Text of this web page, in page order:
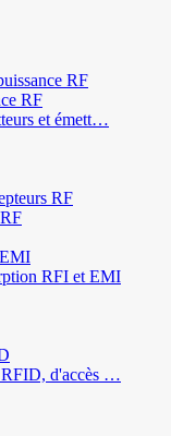
RF
RF
et émett…
RF
RFI et EMI
RFID, d'accès …